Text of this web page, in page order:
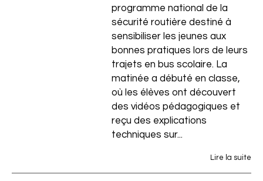
programme national de la
sécurité routière destiné à
sensibiliser les jeunes aux
bonnes pratiques lors de leurs
trajets en bus scolaire. La
matinée a débuté en classe,
où les élèves ont découvert
des vidéos pédagogiques et
reçu des explications
techniques sur...
Lire la suite